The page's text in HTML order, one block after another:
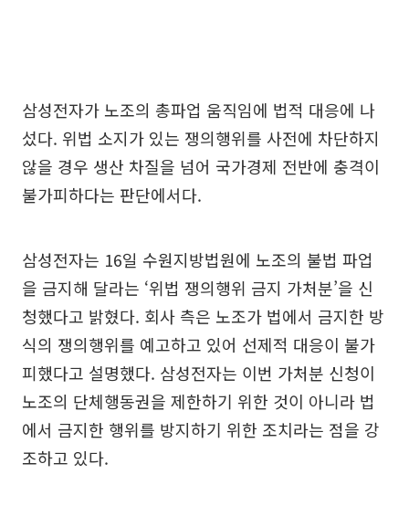
삼성전자가 노조의 총파업 움직임에 법적 대응에 나
섰다. 위법 소지가 있는 쟁의행위를 사전에 차단하지
않을 경우 생산 차질을 넘어 국가경제 전반에 충격이
불가피하다는 판단에서다.
삼성전자는 16일 수원지방법원에 노조의 불법 파업
을 금지해 달라는 ‘위법 쟁의행위 금지 가처분’을 신
청했다고 밝혔다. 회사 측은 노조가 법에서 금지한 방
식의 쟁의행위를 예고하고 있어 선제적 대응이 불가
피했다고 설명했다. 삼성전자는 이번 가처분 신청이
노조의 단체행동권을 제한하기 위한 것이 아니라 법
에서 금지한 행위를 방지하기 위한 조치라는 점을 강
조하고 있다.